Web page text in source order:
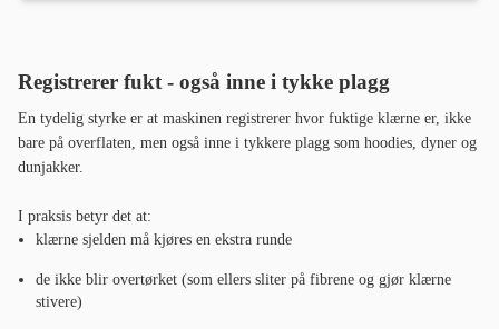
Registrerer fukt - også inne i tykke plagg
En tydelig styrke er at maskinen registrerer hvor fuktige klærne er, ikke
bare på overflaten, men også inne i tykkere plagg som hoodies, dyner og
dunjakker.
I praksis betyr det at:
klærne sjelden må kjøres en ekstra runde
de ikke blir overtørket (som ellers sliter på fibrene og gjør klærne
stivere)